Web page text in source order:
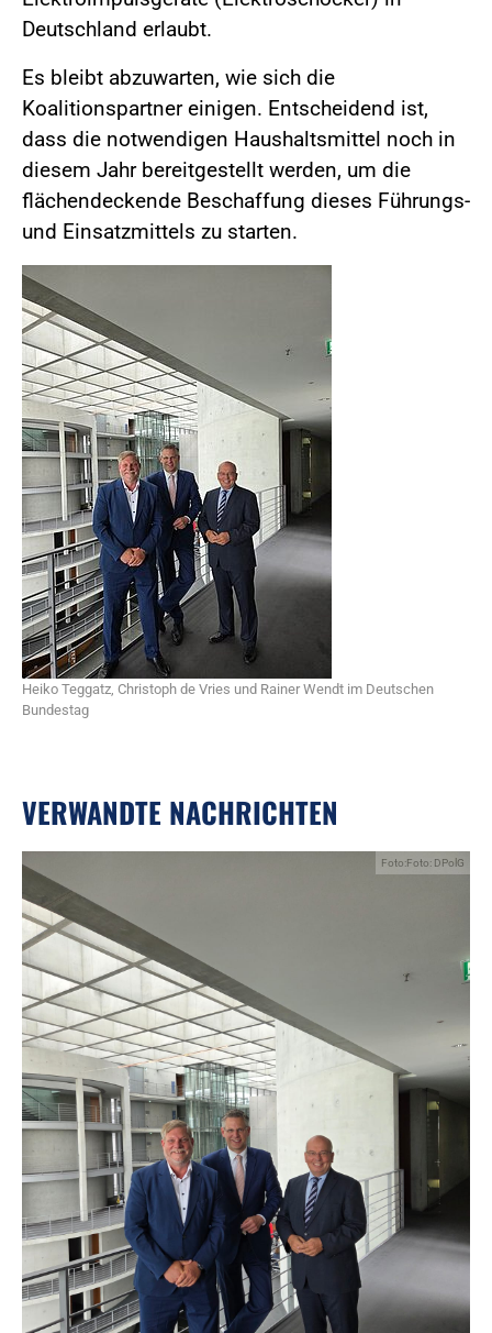
Deutschland erlaubt.
Es bleibt abzuwarten, wie sich die
Koalitionspartner einigen. Entscheidend ist,
dass die notwendigen Haushaltsmittel noch in
diesem Jahr bereitgestellt werden, um die
flächendeckende Beschaffung dieses Führungs-
und Einsatzmittels zu starten.
Heiko Teggatz, Christoph de Vries und Rainer Wendt im Deutschen
Bundestag
VERWANDTE NACHRICHTEN
Foto:Foto: DPolG